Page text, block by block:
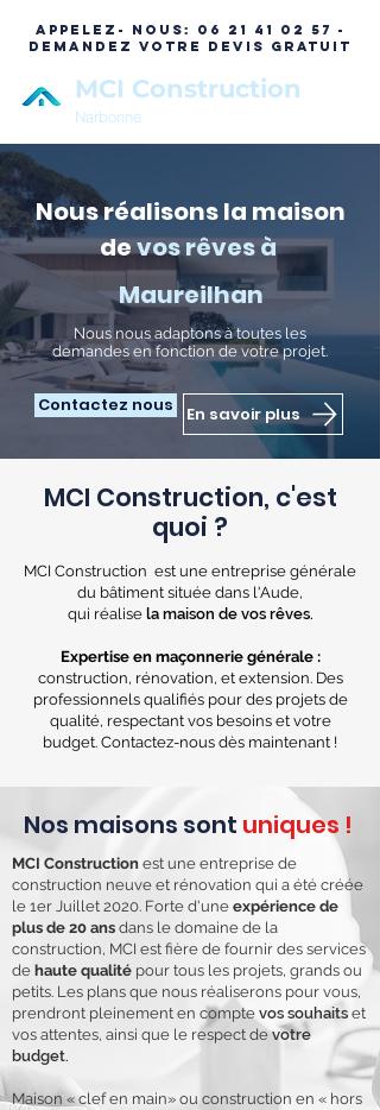
APPELEZ- NOUS:
06 21 41 02 57 -
DEMANDEZ VOTRE DEVIS GRATUIT
MCI Construction
Narbonne
Nous réalisons la maison
devos rêves à
Maureilhan
Nous nous adaptons à toutes les
demandes en fonction de votre projet.
Contactez nous En savoir plus
MCI Construction, c'est
quoi ?
MCI Construction est une entreprise générale
du bâtiment située dans l'Aude,
qui réalisela maison de vos rêves.
Expertise en maçonnerie générale :
construction, rénovation, et extension. Des
professionnels qualifiés pour des projets de
qualité, respectant vos besoins et votre
budget. Contactez-nous dès maintenant !
Nos maisons sont uniques !
MCI Construction est une entreprise de
construction neuve et rénovation qui a été créée
le 1er Juillet 2020. Forte d'une expérience de
plus de 20 ans dans le domaine de la
construction, MCI est fière de fournir des services
de haute qualité pour tous les projets, grands ou
petits. Les plans que nous réaliserons pour vous,
prendront pleinement en compte vos souhaits et
vos attentes, ainsi que le respect devotre
budget.
Maison « clef en main» ou construction en « hors